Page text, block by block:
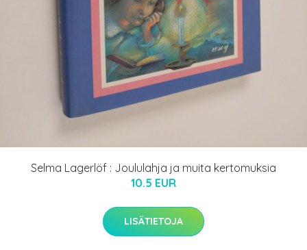
Selma Lagerlöf : Joululahja ja muita kertomuksia
10.5 EUR
LISÄTIETOJA